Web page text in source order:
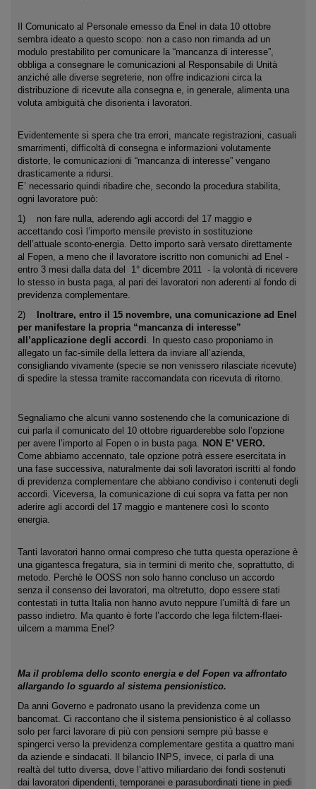
Il Comunicato al Personale emesso da Enel in data 10 ottobre
sembra ideato a questo scopo: non a caso non rimanda ad un
modulo prestabilito per comunicare la “mancanza di interesse”,
obbliga a consegnare le comunicazioni al Responsabile di Unità
anziché alle diverse segreterie, non offre indicazioni circa la
distribuzione di ricevute alla consegna e, in generale, alimenta una
voluta ambiguità che disorienta i lavoratori.
Evidentemente si spera che tra errori, mancate registrazioni, casuali
smarrimenti, difficoltà di consegna e informazioni volutamente
distorte, le comunicazioni di “mancanza di interesse” vengano
drasticamente a ridursi.
E’ necessario quindi ribadire che, secondo la procedura stabilita,
ogni lavoratore può:
1) non fare nulla, aderendo agli accordi del 17 maggio e
accettando così l’importo mensile previsto in sostituzione
dell’attuale sconto-energia. Detto importo sarà versato direttamente
al Fopen, a meno che il lavoratore iscritto non comunichi ad Enel -
entro 3 mesi dalla data del 1° dicembre 2011 - la volontà di ricevere
lo stesso in busta paga, al pari dei lavoratori non aderenti al fondo di
previdenza complementare.
2)
Inoltrare, entro il 15 novembre, una comunicazione ad Enel
per manifestare la propria “mancanza di interesse”
all’applicazione degli accordi. In questo caso proponiamo in
allegato un fac-simile della lettera da inviare all’azienda,
consigliando vivamente (specie se non venissero rilasciate ricevute)
di spedire la stessa tramite raccomandata con ricevuta di ritorno.
Segnaliamo che alcuni vanno sostenendo che la comunicazione di
cui parla il comunicato del 10 ottobre riguarderebbe solo l’opzione
per avere l’importo al Fopen o in busta paga. NON E’ VERO.
Come abbiamo accennato, tale opzione potrà essere esercitata in
una fase successiva, naturalmente dai soli lavoratori iscritti al fondo
di previdenza complementare che abbiano condiviso i contenuti degli
accordi. Viceversa, la comunicazione di cui sopra va fatta per non
aderire agli accordi del 17 maggio e mantenere così lo sconto
energia.
Tanti lavoratori hanno ormai compreso che tutta questa operazione è
una gigantesca fregatura, sia in termini di merito che, soprattutto, di
metodo. Perchè le OOSS non solo hanno concluso un accordo
senza il consenso dei lavoratori, ma oltretutto, dopo essere stati
contestati in tutta Italia non hanno avuto neppure l’umiltà di fare un
passo indietro. Ma quanto è forte l’accordo che lega filctem-flaei-
uilcem a mamma Enel?
Ma il problema dello sconto energia e del Fopen va affrontato
allargando lo sguardo al sistema pensionistico.
Da anni Governo e padronato usano la previdenza come un
bancomat. Ci raccontano che il sistema pensionistico è al collasso
solo per farci lavorare di più con pensioni sempre più basse e
spingerci verso la previdenza complementare gestita a quattro mani
da aziende e sindacati. Il bilancio INPS, invece, ci parla di una
realtà del tutto diversa, dove l’attivo miliardario dei fondi sostenuti
dai lavoratori dipendenti, temporanei e parasubordinati tiene in piedi